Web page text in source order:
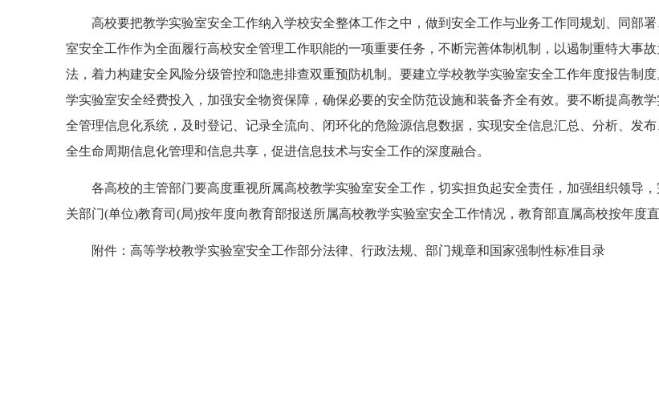
高校要把教学实验室安全工作纳入学校安全整体工作之中，做到安全工作与业务工作同规划、同部
室安全工作作为全面履行高校安全管理工作职能的一项重要任务，不断完善体制机制，以遏制重特大事
法，着力构建安全风险分级管控和隐患排查双重预防机制。要建立学校教学实验室安全工作年度报告制
学实验室安全经费投入，加强安全物资保障，确保必要的安全防范设施和装备齐全有效。要不断提高教
全管理信息化系统，及时登记、记录全流向、闭环化的危险源信息数据，实现安全信息汇总、分析、发
全生命周期信息化管理和信息共享，促进信息技术与安全工作的深度融合。
各高校的主管部门要高度重视所属高校教学实验室安全工作，切实担负起安全责任，加强组织领导
关部门(单位)教育司(局)按年度向教育部报送所属高校教学实验室安全工作情况，教育部直属高校按年度直
附件：高等学校教学实验室安全工作部分法律、行政法规、部门规章和国家强制性标准目录